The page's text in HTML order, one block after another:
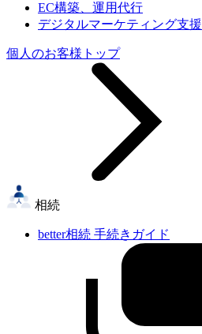
EC構築、運用代行
デジタルマーケティング支援
個人のお客様トップ
相続
better相続 手続きガイド